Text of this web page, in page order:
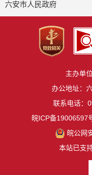
六安市人民政府
主办单
办公地址：
联系电话：
皖ICP备19006597
皖公网
本站已支